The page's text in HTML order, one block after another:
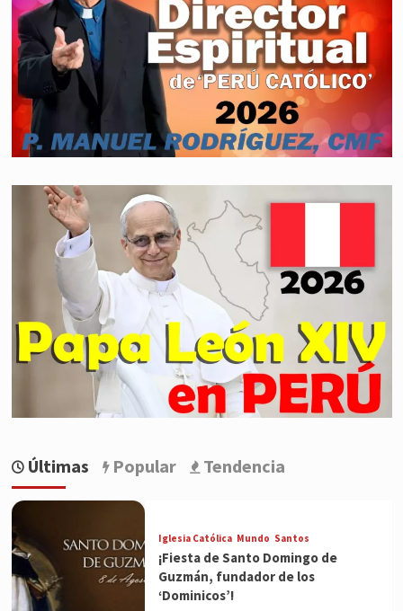
Últimas Popular Tendencia
Iglesia Católica Mundo Santos
¡Fiesta de Santo Domingo de
Guzmán, fundador de los
‘Dominicos’!